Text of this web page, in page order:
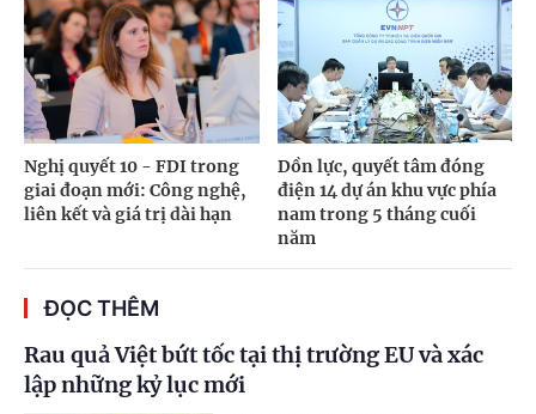
Nghị quyết 10 - FDI trong
giai đoạn mới: Công nghệ,
liên kết và giá trị dài hạn
Dồn lực, quyết tâm đóng
điện 14 dự án khu vực phía
nam trong 5 tháng cuối
năm
ĐỌC THÊM
Rau quả Việt bứt tốc tại thị trường EU và xác
lập những kỷ lục mới